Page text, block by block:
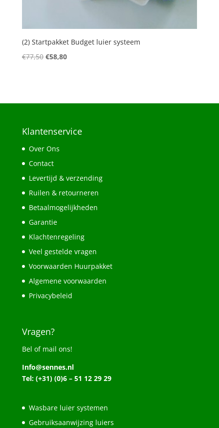
(2) Startpakket Budget luier systeem
€77,50 Oorspronkelijke
€58,80Huidige
Klantenservice
Over Ons
Contact
Levertijd & verzending
Ruilen & retourneren
Betaalmogelijkheden
Garantie
Klachtenregeling
Veel gestelde vragen
Voorwaarden Huurpakket
Algemene voorwaarden
Privacybeleid
Vragen?
Bel of mail ons!
Info@sennes.nl
Tel: (+31) (0)6 – 51 12 29 29
Wasbare luier systemen
Gebruiksaanwijzing luiers